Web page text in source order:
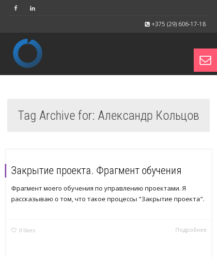
+375 (29) 606-17-18
Tag Archive for: Александр Кольцов
Закрытие проекта. Фрагмент обучения
Фрагмент моего обучения по управлению проектами. Я
рассказываю о том, что такое процессы "Закрытие проекта".
0 likes Подробнее